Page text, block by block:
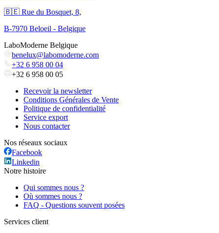
🇧🇪 Rue du Bosquet, 8,
B-7970 Beloeil - Belgique
LaboModerne Belgique
benelux@labomoderne.com
+32 6 958 00 04
+32 6 958 00 05
Recevoir la newsletter
Conditions Générales de Vente
Politique de confidentialité
Service export
Nous contacter
Nos réseaux sociaux
Facebook
Linkedin
Notre histoire
Qui sommes nous ?
Où sommes nous ?
FAQ - Questions souvent posées
Services client